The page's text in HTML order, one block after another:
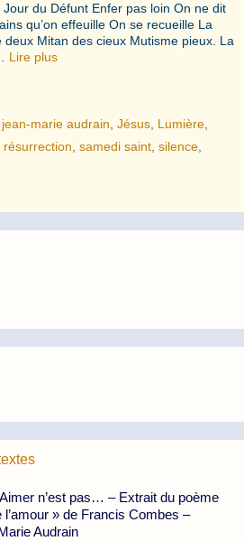
du Défunt Enfer pas loin On ne dit
qu’on effeuille On se recueille La
Mitan des cieux Mutisme pieux. La
Lire plus
jean-marie audrain ,Jésus Lumière
résurrection samedi saint silence
Aimer n’est pas… – Extrait du poème
l’amour » de Francis Combes –
Audrain